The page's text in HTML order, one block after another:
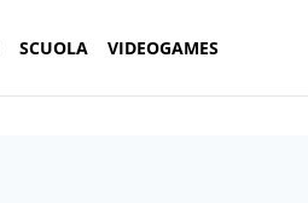
SCUOLA VIDEOGAMES